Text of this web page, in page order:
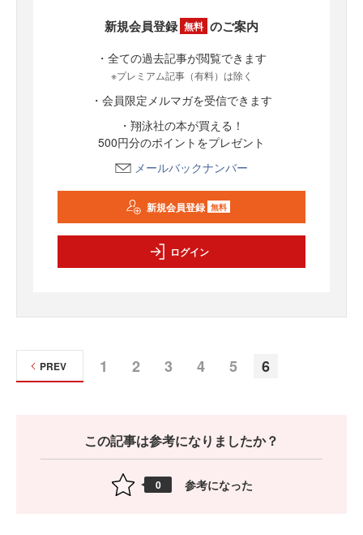
新規会員登録 無料 のご案内
・全ての過去記事が閲覧できます
※プレミアム記事（有料）は除く
・会員限定メルマガを受信できます
・翔泳社の本が買える！
500円分のポイントをプレゼント
メールバックナンバー
新規会員登録 無料
ログイン
1 2 3 4 5 6
PREV
この記事は参考になりましたか？
0 参考になった